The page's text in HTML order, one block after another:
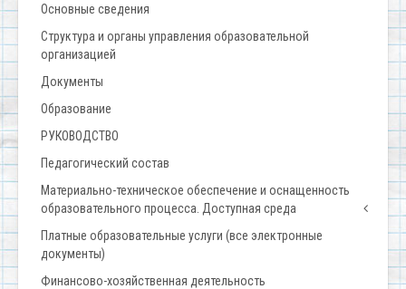
Основные сведения
Структура и органы управления образовательной
организацией
Документы
Образование
РУКОВОДСТВО
Педагогический состав
Материально-техническое обеспечение и оснащенность
образовательного процесса. Доступная среда
Платные образовательные услуги (все электронные
документы)
Финансово-хозяйственная деятельность